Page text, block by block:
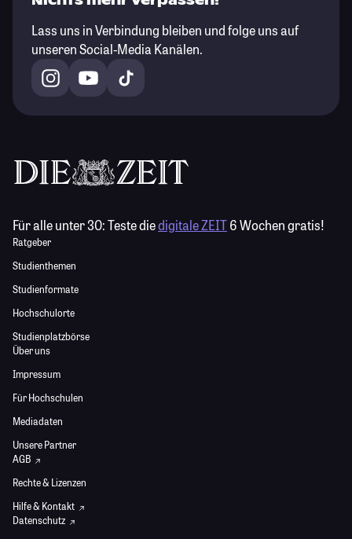
Lass uns in Verbindung bleiben und folge uns auf
unseren Social-Media Kanälen.
Für alle unter 30:Teste diedigitale ZEIT6 Wochen gratis!
Ratgeber
Studienthemen
Studienformate
Hochschulorte
Studienplatzbörse
Über uns
Impressum
Für Hochschulen
Mediadaten
Unsere Partner
AGB
Rechte & Lizenzen
Hilfe & Kontakt
Datenschutz